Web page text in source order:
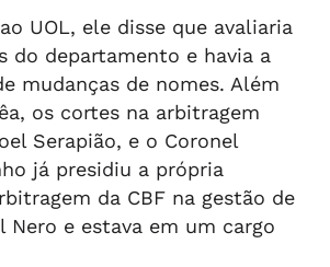
UOL, ele disse que avaliaria
do departamento e havia a
mudanças de nomes. Além
os cortes na arbitragem
Serapião, e o Coronel
já presidiu a própria
da CBF na gestão de
Nero e estava em um cargo